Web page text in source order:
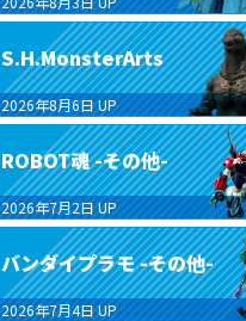
S.H.MonsterArts
2026年8月6日 UP
ROBOT魂 -その他-
2026年7月2日 UP
バンダイプラモ -その他-
2026年7月4日 UP